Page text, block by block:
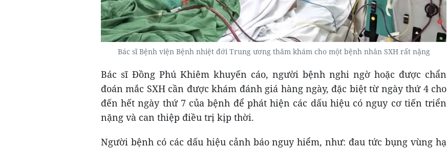
Bác sĩ Bệnh viện Bệnh nhiệt đới Trung ương thăm khám cho một bệnh nhân SXH rất nặng
Bác sĩ Đồng Phú Khiêm khuyến cáo, người bệnh nghi ngờ hoặc được chẩn
đoán mắc SXH cần được khám đánh giá hàng ngày, đặc biệt từ ngày thứ 4 cho
đến hết ngày thứ 7 của bệnh để phát hiện các dấu hiệu có nguy cơ tiến triển
nặng và can thiệp điều trị kịp thời.
Người bệnh có các dấu hiệu cảnh báo nguy hiểm, như: đau tức bụng vùng hạ